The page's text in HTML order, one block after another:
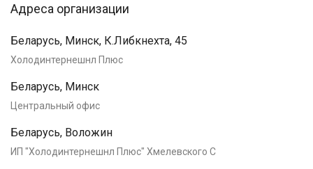
Адреса организации
Беларусь, Минск, К.Либкнехта, 45
Холодинтернешнл Плюс
Беларусь, Минск
Центральный офис
Беларусь, Воложин
ИП "Холодинтернешнл Плюс" Хмелевского С